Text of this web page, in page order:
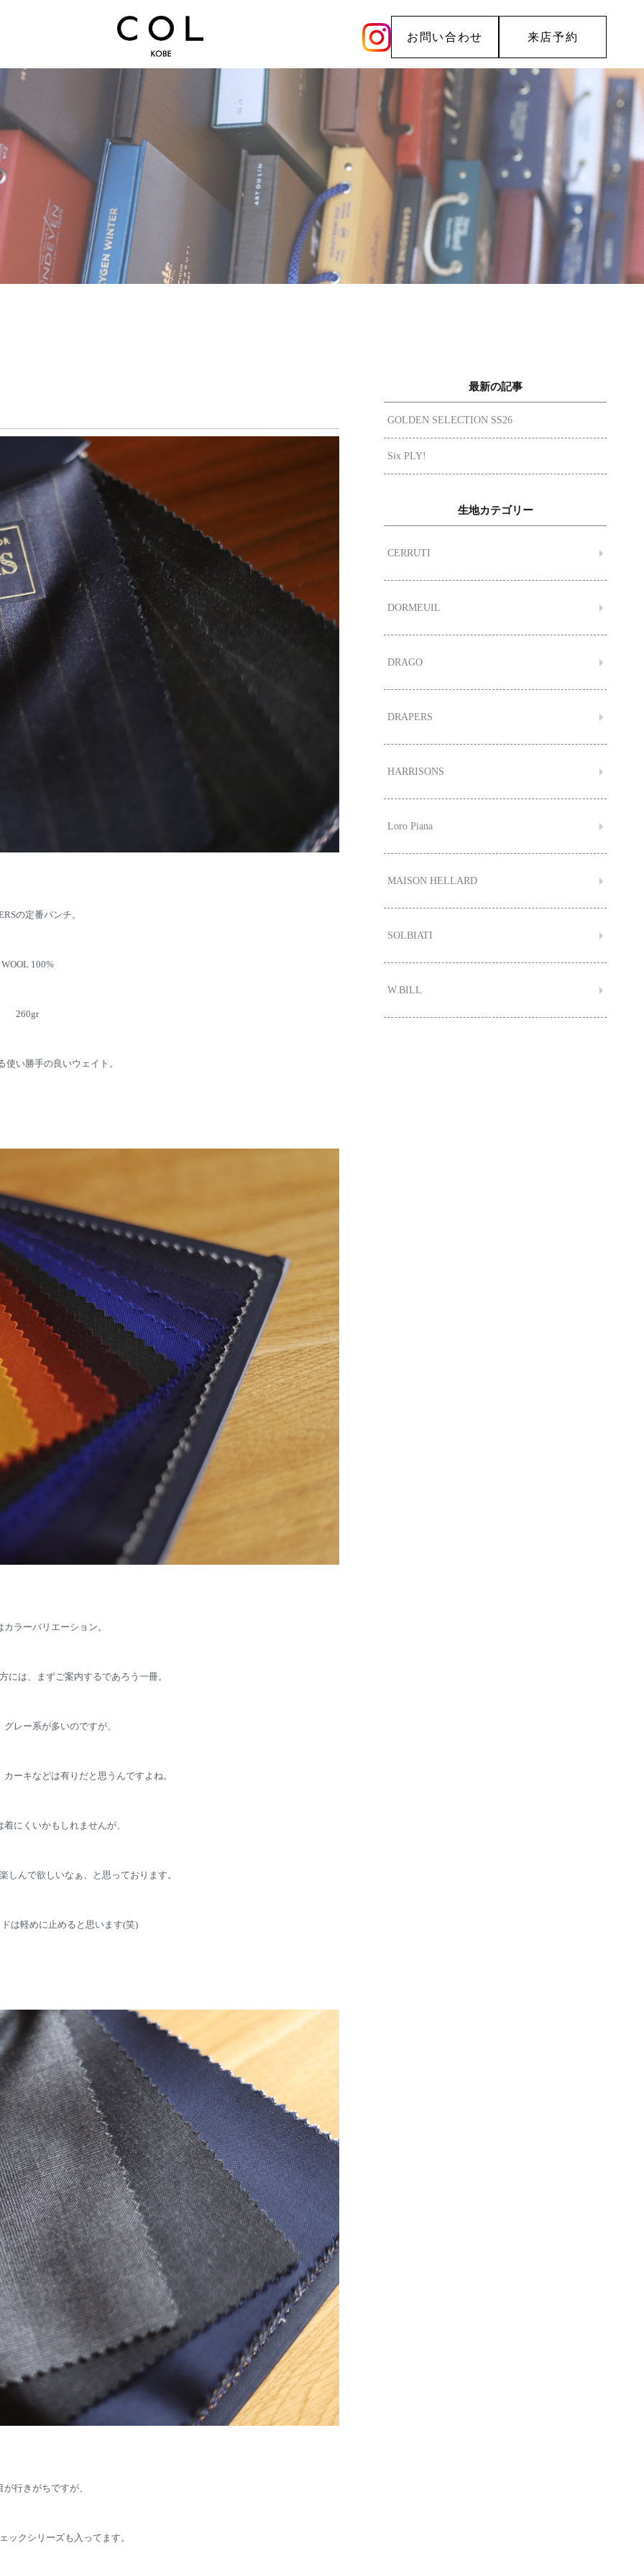
お問い合わせ 来店予約
の定番バンチ。
WOOL 100%
260gr
使い勝手の良いウェイト。
ラーバリエーション。
には、まずご案内するであろう一冊。
レー系が多いのですが、
ーキなどは有りだと思うんですよね。
にくいかもしれませんが、
しんで欲しいなぁ、と思っております。
は軽めに止めると思います(笑)
行きがちですが、
ックシリーズも入ってます。
最新の記事
GOLDEN SELECTION SS26
Six PLY!
生地カテゴリー
CERRUTI
DORMEUIL
DRAGO
DRAPERS
HARRISONS
Loro Piana
MAISON HELLARD
SOLBIATI
W.BILL